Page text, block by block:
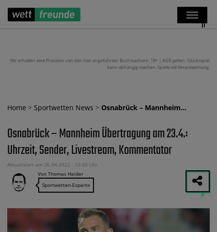
Wir erhalten eine Provision von den hier angeführten Buchmachern. 18+ | AGB gelten. Glücksspiel
kann abhängig machen. Spiele mit Verantwortung.
Home > Sportwetten News > Osnabrück – Mannheim…
Osnabrück – Mannheim Übertragung am 23.4.:
Uhrzeit, Sender, Livestream, Kommentator
Aktualisiert am 26.04.2022 - 10:30 Uhr
Von Thomas Haider
Sportwetten-Experte